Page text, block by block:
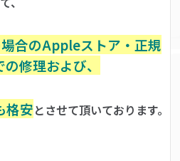
合のAppleストア・正規
修理および、
格安とさせて頂いております。